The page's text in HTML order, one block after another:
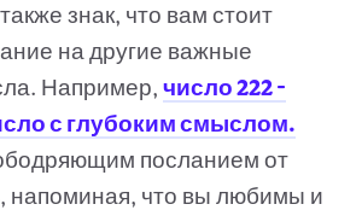
знак, что вам стоит
на другие важные
Например, число 222 -
с глубоким смыслом.
посланием от
напоминая, что вы любимы и